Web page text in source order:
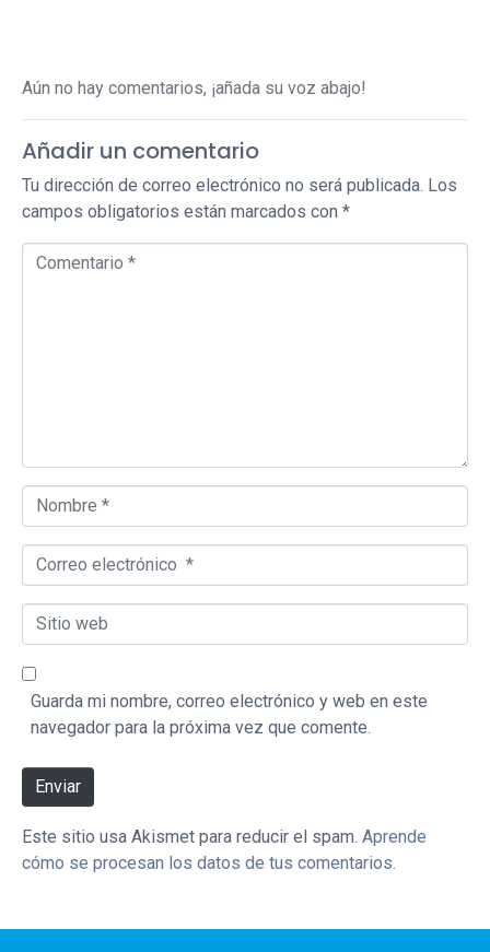
Aún no hay comentarios, ¡añada su voz abajo!
Añadir un comentario
Tu dirección de correo electrónico no será publicada. Los
campos obligatorios están marcados con *
Comentario *
Nombre *
Correo electrónico *
Sitio web
Guarda mi nombre, correo electrónico y web en este
navegador para la próxima vez que comente.
Enviar
Este sitio usa Akismet para reducir el spam. Aprende
cómo se procesan los datos de tus comentarios.